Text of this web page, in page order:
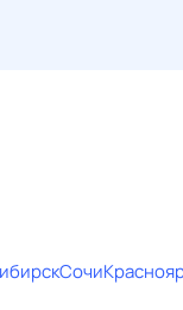
Сочи